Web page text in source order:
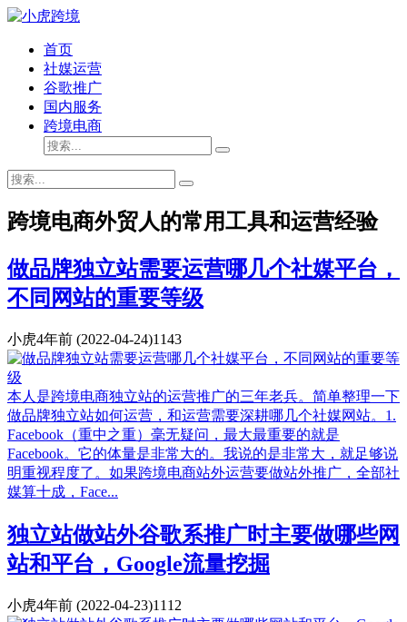
首页
社媒运营
谷歌推广
国内服务
跨境电商
跨境电商外贸人的常用工具和运营经验
做品牌独立站需要运营哪几个社媒平台，
不同网站的重要等级
小虎4年前 (2022-04-24)1143
本人是跨境电商独立站的运营推广的三年老兵。简单整理一下
做品牌独立站如何运营，和运营需要深耕哪几个社媒网站。1.
Facebook（重中之重）毫无疑问，最大最重要的就是
Facebook。它的体量是非常大的。我说的是非常大，就足够说
明重视程度了。如果跨境电商站外运营要做站外推广，全部社
媒算十成，Face...
独立站做站外谷歌系推广时主要做哪些网
站和平台，Google流量挖掘
小虎4年前 (2022-04-23)1112